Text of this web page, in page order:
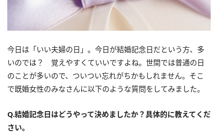
今日は「いい夫婦の日」。今日が結婚記念日だという方、多
いのでは？ 覚えやすくていいですよね。世間では普通の日
のことが多いので、ついつい忘れがちかもしれません。そこ
で既婚女性のみなさんに以下のような質問をしてみました。
Q.結婚記念日はどうやって決めましたか？具体的に教えてくだ
さい。